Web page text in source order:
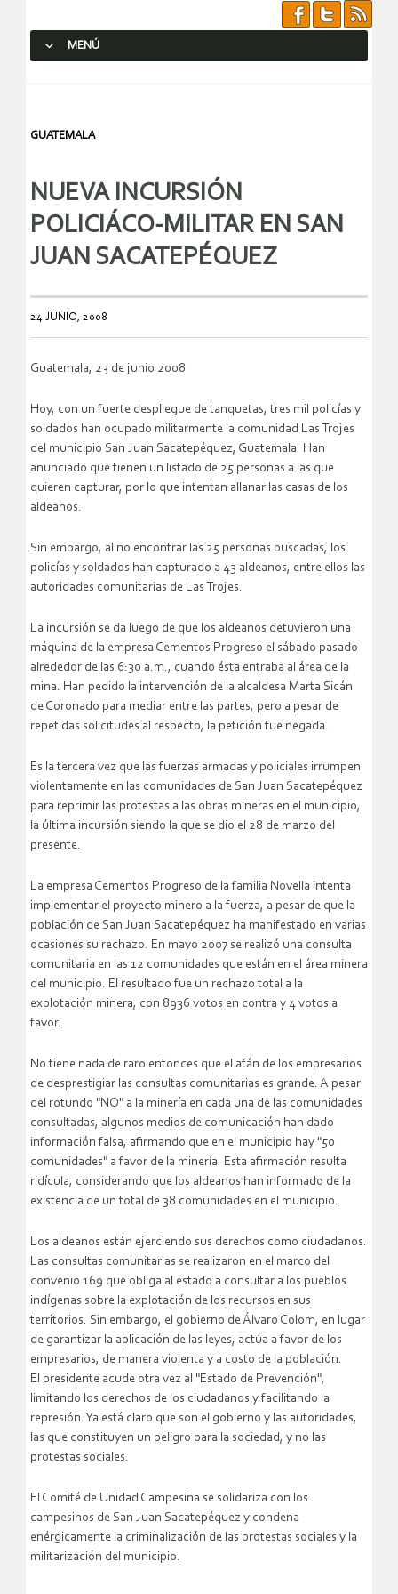
MENÚ
GUATEMALA
NUEVA INCURSIÓN
POLICIÁCO-MILITAR EN SAN
JUAN SACATEPÉQUEZ
24 JUNIO, 2008
Guatemala, 23 de junio 2008
Hoy, con un fuerte despliegue de tanquetas, tres mil policías y
soldados han ocupado militarmente la comunidad Las Trojes
del municipio San Juan Sacatepéquez, Guatemala. Han
anunciado que tienen un listado de 25 personas a las que
quieren capturar, por lo que intentan allanar las casas de los
aldeanos.
Sin embargo, al no encontrar las 25 personas buscadas, los
policías y soldados han capturado a 43 aldeanos, entre ellos las
autoridades comunitarias de Las Trojes.
La incursión se da luego de que los aldeanos detuvieron una
máquina de la empresa Cementos Progreso el sábado pasado
alrededor de las 6:30 a.m., cuando ésta entraba al área de la
mina. Han pedido la intervención de la alcaldesa Marta Sicán
de Coronado para mediar entre las partes, pero a pesar de
repetidas solicitudes al respecto, la petición fue negada.
Es la tercera vez que las fuerzas armadas y policiales irrumpen
violentamente en las comunidades de San Juan Sacatepéquez
para reprimir las protestas a las obras mineras en el municipio,
la última incursión siendo la que se dio el 28 de marzo del
presente.
La empresa Cementos Progreso de la familia Novella intenta
implementar el proyecto minero a la fuerza, a pesar de que la
población de San Juan Sacatepéquez ha manifestado en varias
ocasiones su rechazo. En mayo 2007 se realizó una consulta
comunitaria en las 12 comunidades que están en el área minera
del municipio. El resultado fue un rechazo total a la
explotación minera, con 8936 votos en contra y 4 votos a
favor.
No tiene nada de raro entonces que el afán de los empresarios
de desprestigiar las consultas comunitarias es grande. A pesar
del rotundo "NO" a la minería en cada una de las comunidades
consultadas, algunos medios de comunicación han dado
información falsa, afirmando que en el municipio hay "50
comunidades" a favor de la minería. Esta afirmación resulta
ridícula, considerando que los aldeanos han informado de la
existencia de un total de 38 comunidades en el municipio.
Los aldeanos están ejerciendo sus derechos como ciudadanos.
Las consultas comunitarias se realizaron en el marco del
convenio 169 que obliga al estado a consultar a los pueblos
indígenas sobre la explotación de los recursos en sus
territorios. Sin embargo, el gobierno de Álvaro Colom, en lugar
de garantizar la aplicación de las leyes, actúa a favor de los
empresarios, de manera violenta y a costo de la población.
El presidente acude otra vez al "Estado de Prevención",
limitando los derechos de los ciudadanos y facilitando la
represión. Ya está claro que son el gobierno y las autoridades,
las que constituyen un peligro para la sociedad, y no las
protestas sociales.
El Comité de Unidad Campesina se solidariza con los
campesinos de San Juan Sacatepéquez y condena
enérgicamente la criminalización de las protestas sociales y la
militarización del municipio.